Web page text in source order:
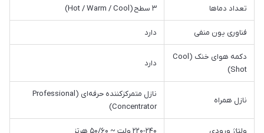
تعداد دماها ۳ سطح (Hot / Warm / Cool)
فناوری یون منفی دارد
دکمه هوای خنک (Cool
Shot)
دارد
نازل همراه
نازل متمرکزکننده حرفه‌ای (Professional
Concentrator)
ولتاژ ورودی ۲۲۰-۲۴۰ ولت ~ ۵۰/۶۰ هرتز